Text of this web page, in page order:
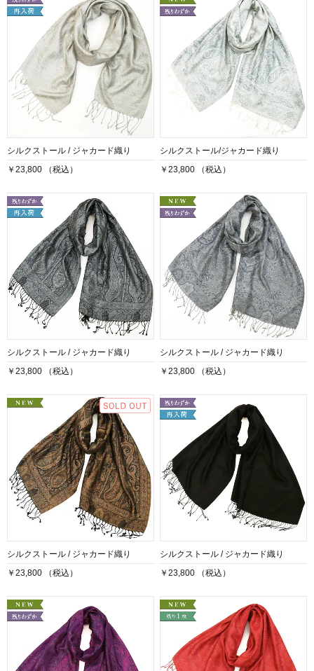
シルクストール / ジャカード織り
￥23,800 （税込）
シルクストール/ジャカード織り
￥23,800 （税込）
シルクストール / ジャカード織り
￥23,800 （税込）
シルクストール / ジャカード織り
￥23,800 （税込）
シルクストール / ジャカード織り
￥23,800 （税込）
シルクストール / ジャカード織り
￥23,800 （税込）